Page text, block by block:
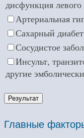
дисфункция
Артериальная
Сахарный диабет
Сосудистое
Инсульт,
другие
Результат
Главные